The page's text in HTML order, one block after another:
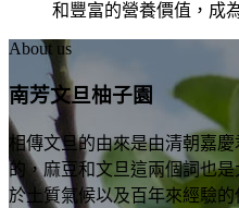
和豐富的營養價值，成
About us
南芳文旦柚子園
相傳文旦的由來是由清朝嘉
的，麻豆和文旦這兩個詞也
於土質氣候以及百年來經驗